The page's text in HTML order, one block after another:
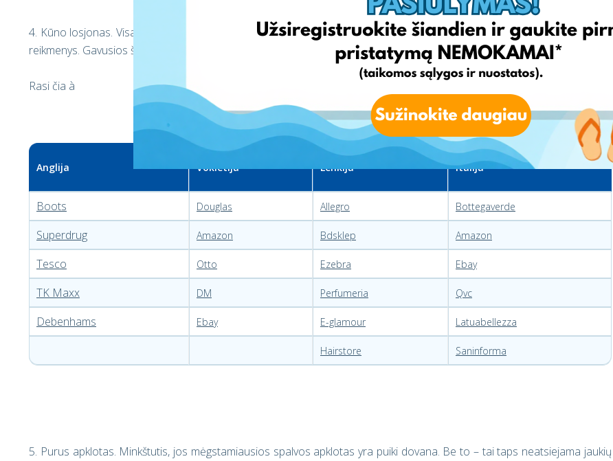
4. Kūno losjonas. Visada malonu gauti dovanų iš grožio pasaulio... Tokių kaip purškiamas losjonas ar kiti odos priežiūros
reikmenys. Gavusios šias dovanas moterys visada jaučiasi lepinamos ir ypatingos.
Rasi čia à
Anglija Vokietija Lenkija Italija
Boots Douglas Allegro Bottegaverde
Superdrug Amazon Bdsklep Amazon
Tesco Otto Ezebra Ebay
TK Maxx DM Perfumeria Qvc
Debenhams Ebay E-glamour Latuabellezza
Hairstore Saninforma
5. Purus apklotas. Minkštutis, jos mėgstamiausios spalvos apklotas yra puiki dovana. Be to – tai taps neatsiejama jaukių